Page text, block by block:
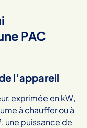
PAC
l’appareil
exprimée en kW,
à chauffer ou à
une puissance de